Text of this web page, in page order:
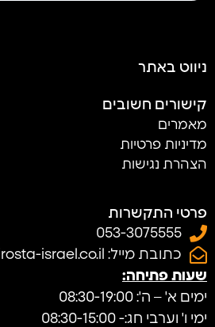
ניווט באתר
קישורים חשובים
מאמרים
מדיניות פרטיות
הצהרת נגישות
פרטי התקשרות
053-3075555
כתובת מייל: Info@nirosta-israel.co.il
שעות פתיחה:
ימים א' – ה': 08:30-19:00
ימי ו' וערבי חג:- 08:30-15:00